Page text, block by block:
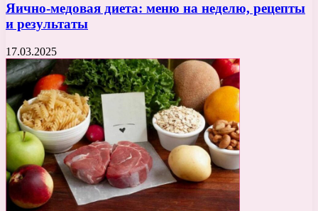
Яично-медовая диета: меню на неделю, рецепты
и результаты
17.03.2025